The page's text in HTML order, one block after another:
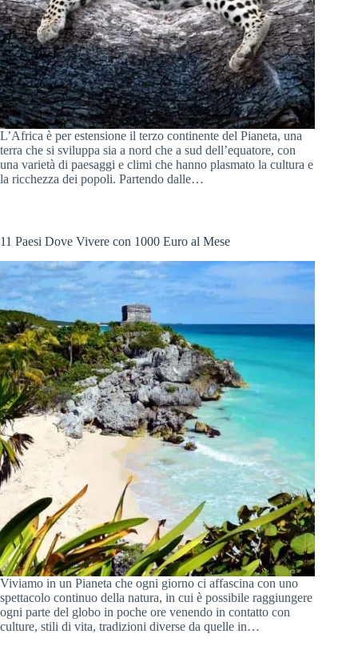
L’Africa è per estensione il terzo continente del Pianeta, una
terra che si sviluppa sia a nord che a sud dell’equatore, con
una varietà di paesaggi e climi che hanno plasmato la cultura e
la ricchezza dei popoli. Partendo dalle…
11 Paesi Dove Vivere con 1000 Euro al Mese
Viviamo in un Pianeta che ogni giorno ci affascina con uno
spettacolo continuo della natura, in cui è possibile raggiungere
ogni parte del globo in poche ore venendo in contatto con
culture, stili di vita, tradizioni diverse da quelle in…